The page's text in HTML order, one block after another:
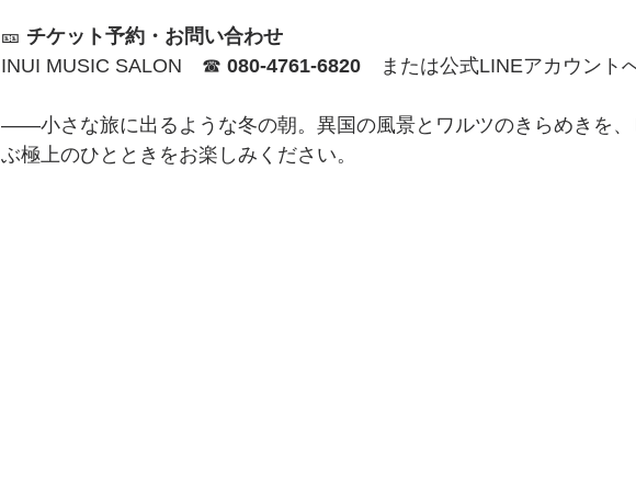
🎫 チケット予約・お問い合わせ
INUI MUSIC SALON　☎ 080-4761-6820 または公式LINEアカウントへ
――小さな旅に出るような冬の朝。異国の風景とワルツのきらめきを、
ぶ極上のひとときをお楽しみください。